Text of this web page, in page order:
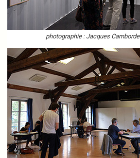
photographie : Jacques Camborde